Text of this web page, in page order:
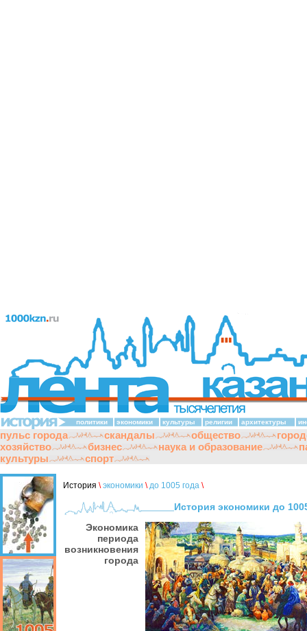
политики экономики культуры религии архитектуры
пульс города скандалы общество
хозяйство
бизнес наука и образование
культуры
спорт
История \ экономики \ до 1005 года \
История экономики до
Экономика
периода
возникновения
города